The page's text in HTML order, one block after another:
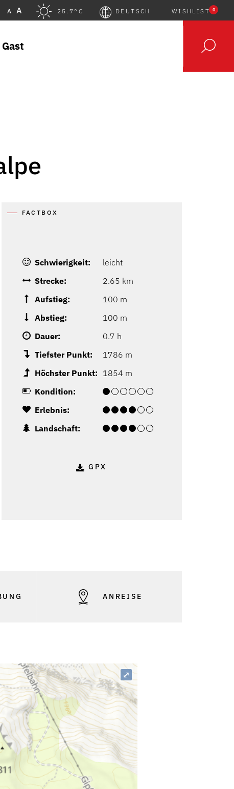
A A 25.7°C DEUTSCH WISHLIST 0
FACTBOX
Schwierigkeit:
leicht
Strecke:
2.65 km
Aufstieg:
100 m
Abstieg:
100 m
Dauer:
0.7 h
Tiefster Punkt:
1786 m
Höchster Punkt: 1854 m
Kondition:
Erlebnis:
Landschaft:
GPX
ANREISE
⤢